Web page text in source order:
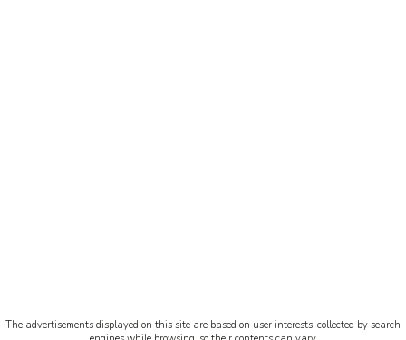
The advertisements displayed on this site are based on user interests, collected by search